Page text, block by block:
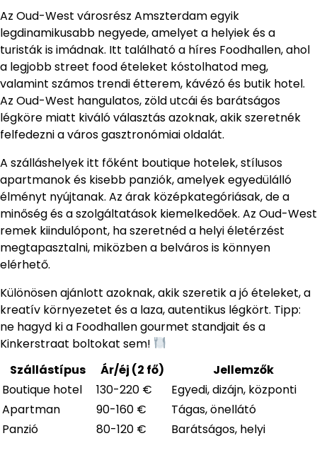
Az Oud-West városrész Amszterdam egyik
legdinamikusabb negyede, amelyet a helyiek és a
turisták is imádnak. Itt található a híres Foodhallen, ahol
a legjobb street food ételeket kóstolhatod meg,
valamint számos trendi étterem, kávézó és butik hotel.
Az Oud-West hangulatos, zöld utcái és barátságos
légköre miatt kiváló választás azoknak, akik szeretnék
felfedezni a város gasztronómiai oldalát.
A szálláshelyek itt főként boutique hotelek, stílusos
apartmanok és kisebb panziók, amelyek egyedülálló
élményt nyújtanak. Az árak középkategóriásak, de a
minőség és a szolgáltatások kiemelkedőek. Az Oud-West
remek kiindulópont, ha szeretnéd a helyi életérzést
megtapasztalni, miközben a belváros is könnyen
elérhető.
Különösen ajánlott azoknak, akik szeretik a jó ételeket, a
kreatív környezetet és a laza, autentikus légkört. Tipp:
ne hagyd ki a Foodhallen gourmet standjait és a
Kinkerstraat boltokat sem!
Szállástípus
Ár/éj (2 fő)
Jellemzők
Boutique hotel
130-220 €
Egyedi, dizájn, központi
Apartman
90-160 €
Tágas, önellátó
Panzió
80-120 € Barátságos, helyi